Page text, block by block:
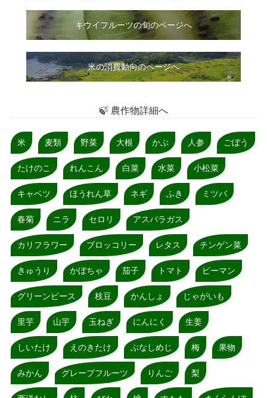
キウイフルーツの旬のページへ
米の消費動向のページへ
🍃 農作物詳細へ
米 麦類 野菜 大根 かぶ 人参 ごぼう
たけのこ れんこん 白菜 水菜 小松菜
キャベツ ほうれん草 ネギ ふき ミツバ
春菊 ニラ セロリ アスパラガス
カリフラワー ブロッコリー レタス チンゲン菜
きゅうり かぼちゃ 茄子 トマト ピーマン
グリーンピース 枝豆 かんしょ じゃがいも
里芋 山芋 玉ねぎ にんにく 生姜
しいたけ えのきたけ ぶなしめじ 梅 果物
みかん グレープフルーツ りんご 梨